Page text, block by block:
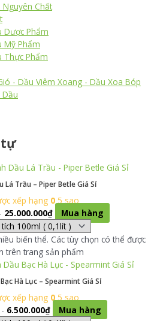
Chất
Dược Phẩm
Mỹ Phẩm
Thực Phẩm
- Dầu Viêm Xoang - Dầu Xoa Bóp
tự
Lá Trầu – Piper Betle Giá Sỉ
xếp hạng 05 sao
25.000.000₫ Mua hàng
biến thể. Các tùy chọn có thể được
trên trang sản phẩm
Hà Lục – Spearmint Giá Sỉ
xếp hạng 0 5 sao
6.500.000₫ Mua hàng